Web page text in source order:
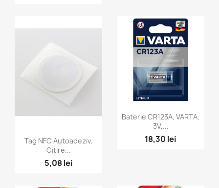
Vizualizare rapida
Tag NFC Autoadeziv,
Citire...
5,08 lei
Vizualizare rapida
Baterie CR123A, VARTA,
3V,...
18,30 lei